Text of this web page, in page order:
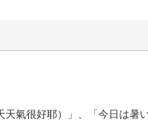
氣很好耶）」、「今日は暑